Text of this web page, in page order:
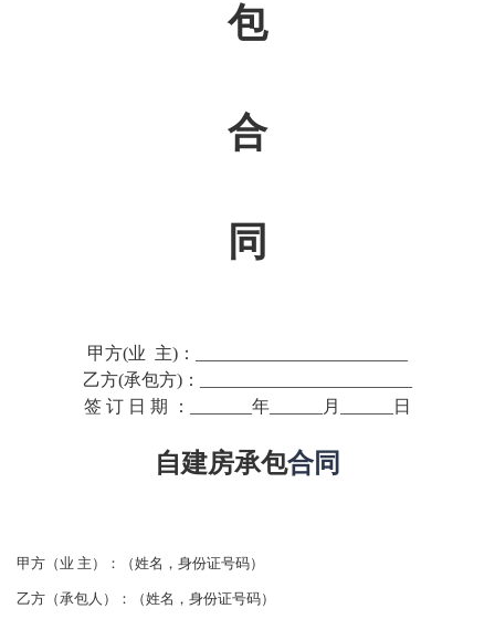
包
合
同
甲方(业 主)：________________________
乙方(承包方)：________________________
签 订 日 期 ：_______年______月______日
自建房承包合同
甲方（业 主）：（姓名，身份证号码）
乙方（承包人）：（姓名，身份证号码）